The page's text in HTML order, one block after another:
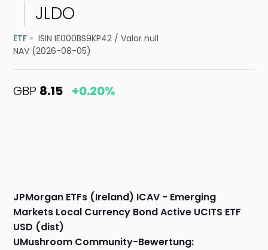
JLDO
ETF ISIN IE000BS9KP42 /Valor null
NAV (2026-08-05)
GBP 8.15 +0.20%
JPMorgan ETFs (Ireland) ICAV - Emerging
Markets Local Currency Bond Active UCITS ETF
USD (dist)
UMushroom Community-Bewertung: